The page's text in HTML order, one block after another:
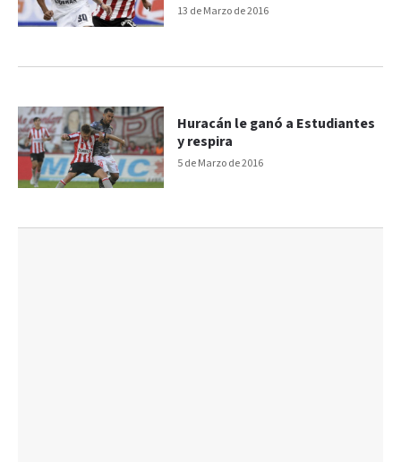
13 de Marzo de 2016
5 de Marzo de 2016
Huracán le ganó a Estudiantes
y respira